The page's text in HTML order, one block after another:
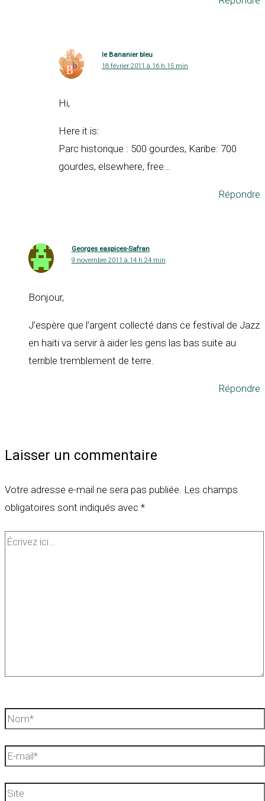
le Bananier bleu
18 février 2011 à 16 h 15 min
Hi,
Here it is:
Parc historique : 500 gourdes, Karibe: 700
gourdes, elsewhere, free…
Répondre
Georges easpices-Safran
9 novembre 2011 à 14 h 24 min
Bonjour,
J’espère que l’argent collecté dans ce festival de Jazz
en haiti va servir à aider les gens las bas suite au
terrible tremblement de terre.
Répondre
Laisser un commentaire
Votre adresse e-mail ne sera pas publiée. Les champs
obligatoires sont indiqués avec *
Écrivez
Nom*
E-
Site